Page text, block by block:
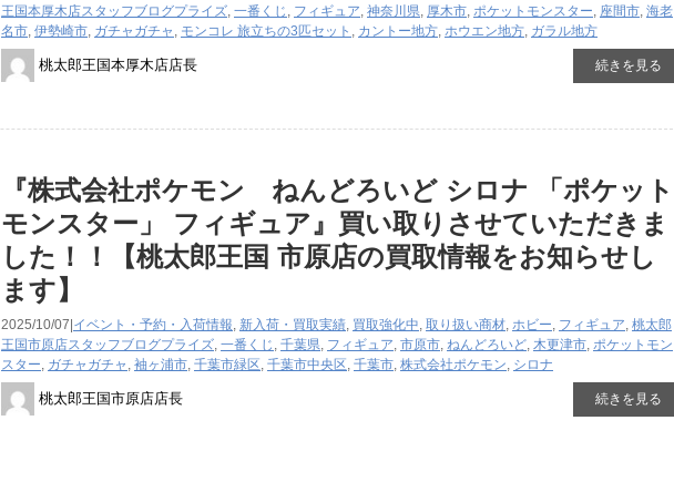
王国本厚木店スタッフブログプライズ, 一番くじ , フィギュア, 神奈川県, 厚木市, ポケットモンスター, 座間市, 海老
名市, 伊勢崎市, ガチャガチャ , モンコレ 旅立ちの3匹セット , カントー地方, ホウエン地方, ガラル地方
桃太郎王国本厚木店店長 続きを見る
『株式会社ポケモン ねんどろいど シロナ 「ポケット
モンスター」 フィギュア』買い取りさせていただきま
した！！【桃太郎王国 市原店の買取情報をお知らせし
ます】
2025/10/07| イベント・予約・入荷情報, 新入荷・買取実績, 買取強化中, 取り扱い商材, ホビー, フィギュア, 桃太郎
王国市原店スタッフブログプライズ, 一番くじ , 千葉県, フィギュア, 市原市, ねんどろいど, 木更津市, ポケットモン
スター, ガチャガチャ , 袖ヶ浦市, 千葉市緑区, 千葉市中央区, 千葉市, 株式会社ポケモン, シロナ
桃太郎王国市原店店長 続きを見る